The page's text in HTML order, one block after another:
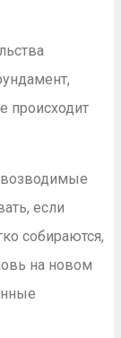
происходит
если
собираются,
на новом